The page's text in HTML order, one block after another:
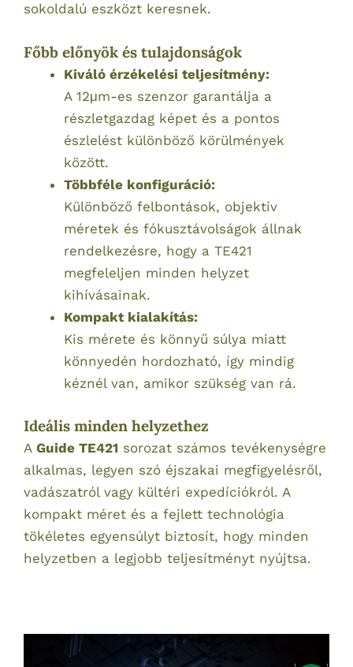
sokoldalú eszközt keresnek.
Főbb előnyök és tulajdonságok
Kiváló érzékelési teljesítmény:
A 12μm-es szenzor garantálja a
részletgazdag képet és a pontos
észlelést különböző körülmények
között.
Többféle konfiguráció:
Különböző felbontások, objektív
méretek és fókusztávolságok állnak
rendelkezésre, hogy a TE421
megfeleljen minden helyzet
kihívásainak.
Kompakt kialakítás:
Kis mérete és könnyű súlya miatt
könnyedén hordozható, így mindig
kéznél van, amikor szükség van rá.
Ideális minden helyzethez
A Guide TE421 sorozat számos tevékenységre
alkalmas, legyen szó éjszakai megfigyelésről,
vadászatról vagy kültéri expedíciókról. A
kompakt méret és a fejlett technológia
tökéletes egyensúlyt biztosít, hogy minden
helyzetben a legjobb teljesítményt nyújtsa.